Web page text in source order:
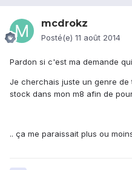
mcdrokz
Posté(e) 11 août 2014
Pardon si c'est ma demande
Je cherchais juste un genre
stock dans mon m8 afin de
.. ça me paraissait plus ou